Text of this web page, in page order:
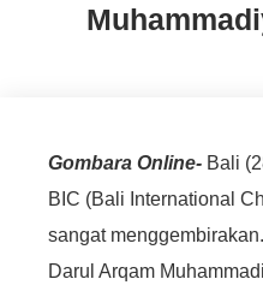
Gombara Online- Bali
BIC (Bali International
sangat
Darul Arqam